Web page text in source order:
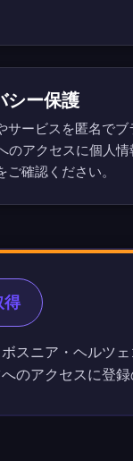
シー保護
サービスを匿名で
アクセスに個人情
ご確認ください。
得
スニア・ヘルツ
のアクセスに登録